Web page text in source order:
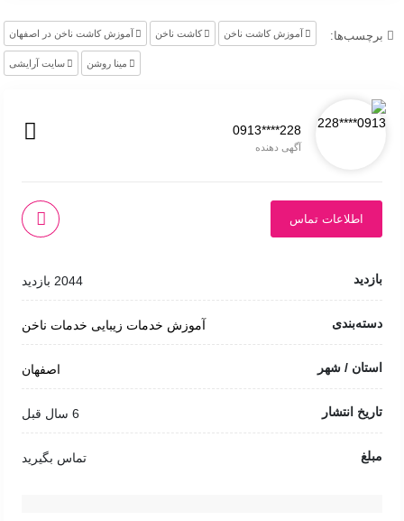
برچسب‌ها: آموزش کاشت ناخن کاشت ناخن آموزش کاشت ناخن در اصفهان
مینا روشن سایت آرایشی
0913****228
آگهی دهنده
اطلاعات تماس
بازدید 2044 بازدید
دسته‌بندی آموزش خدمات زیبایی خدمات ناخن
استان / شهر اصفهان
تاریخ انتشار 6 سال قبل
مبلغ تماس بگیرید